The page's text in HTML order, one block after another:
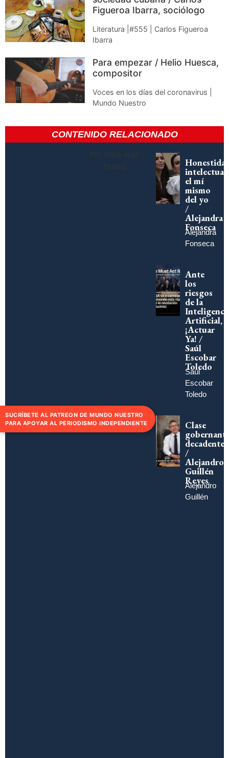
Figueroa Ibarra, sociólogo
Literatura |#555 | Carlos Figueroa
Ibarra
Para empezar / Helio Huesca,
compositor
Voces en los días del coronavirus |
Mundo Nuestro
CONTENIDO RELACIONADO
No data was
found
intelectual:
el mí
mismo
del yo
/
Alejandra
Fonseca
Alejandra
Fonseca
Ante
los
riesgos
de la
Artificial,
¡Actuar
Ya! /
Saúl
Escobar
Toledo
Saúl
Escobar
Toledo
Clase
decadente
/
Alejandro
Guillén
Reyes
Alejandro
Guillén
SUCRÍBETE AL PATREON DE MUNDO NUESTRO
PARA APOYAR AL PERIODISMO INDEPENDIENTE